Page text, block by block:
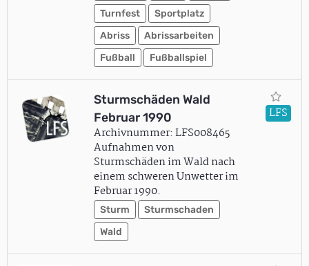
Turnfest
Sportplatz
Abriss
Abrissarbeiten
Fußball
Fußballspiel
Sturmschäden Wald
Februar 1990
Archivnummer: LFS008465
Aufnahmen von
Sturmschäden im Wald nach
einem schweren Unwetter im
Februar 1990.
Sturm
Sturmschaden
Wald
LFS